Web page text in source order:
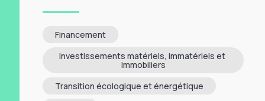
Financement
Investissements matériels, immatériels et
immobiliers
Transition écologique et énergétique